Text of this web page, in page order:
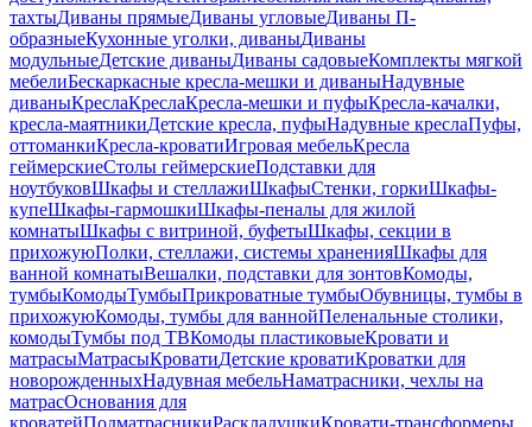
тахтыДиваны прямыеДиваны угловыеДиваны П-
образныеКухонные уголки, диваныДиваны
модульныеДетские диваныДиваны садовыеКомплекты мягкой
мебелиБескаркасные кресла-мешки и диваныНадувные
диваныКреслаКреслаКресла-мешки и пуфыКресла-качалки,
кресла-маятникиДетские кресла, пуфыНадувные креслаПуфы,
оттоманкиКресла-кроватиИгровая мебельКресла
геймерскиеСтолы геймерскиеПодставки для
ноутбуковШкафы и стеллажиШкафыСтенки, горкиШкафы-
купеШкафы-гармошкиШкафы-пеналы для жилой
комнатыШкафы с витриной, буфетыШкафы, секции в
прихожуюПолки, стеллажи, системы храненияШкафы для
ванной комнатыВешалки, подставки для зонтовКомоды,
тумбыКомодыТумбыПрикроватные тумбыОбувницы, тумбы в
прихожуюКомоды, тумбы для ваннойПеленальные столики,
комодыТумбы под ТВКомоды пластиковыеКровати и
матрасыМатрасыКроватиДетские кроватиКроватки для
новорожденныхНадувная мебельНаматрасники, чехлы на
матрасОснования для
кроватейПодматрасникиРаскладушкиКровати-трансформеры,